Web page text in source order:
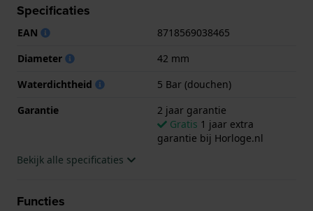
horloge geleverd met 2 jaar garantie.
Specificaties
EAN
8718569038465
Diameter
42 mm
Waterdichtheid
5 Bar (douchen)
Garantie
2 jaar garantie
Gratis 1 jaar extra
garantie bij Horloge.nl
Bekijk alle specificaties
Functies